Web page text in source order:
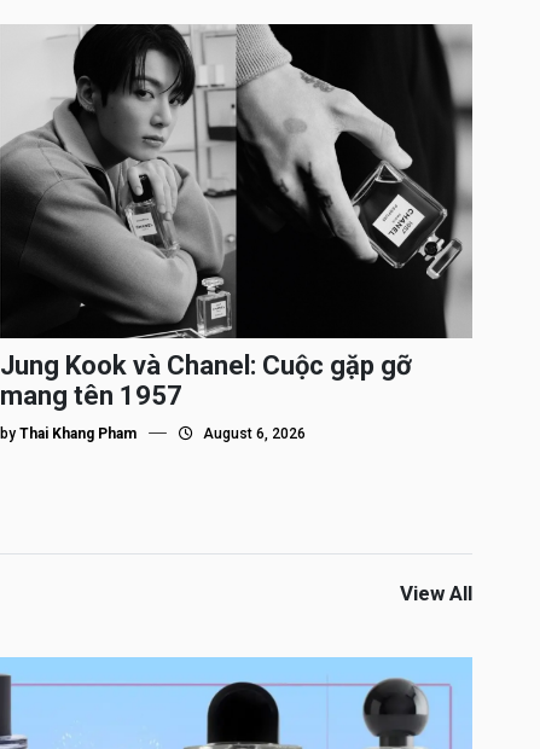
Jung Kook và Chanel: Cuộc gặp gỡ
mang tên 1957
byThai Khang Pham August 6, 2026
View All